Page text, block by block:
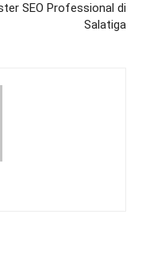
SEO Professional di
Salatiga